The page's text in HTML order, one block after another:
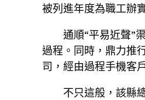
被列進年度為職工辦
通順“平易近聲”
過程。同時，鼎力推
司，經由過程手機客
不只這般，該縣